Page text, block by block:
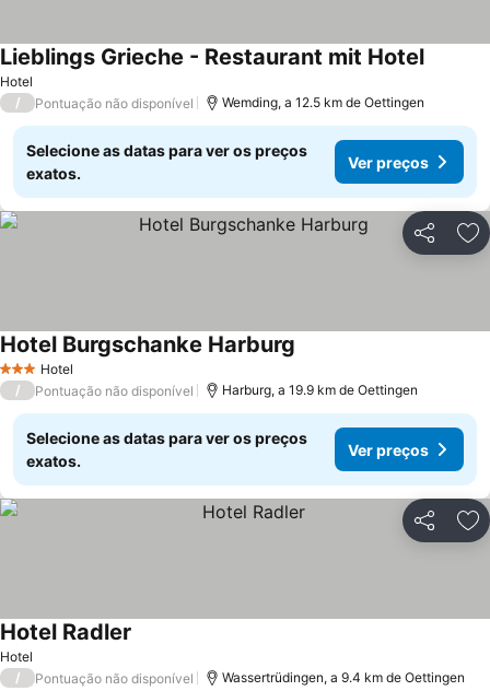
Hotel
Lieblings Grieche - Restaurant mit Hotel
/ Pontuação não disponível Wemding, a 12.5 km de Oettingen
Selecione as datas para ver os preços
exatos.
Ver preços
Partilhar
3 EstrelasHotel
Hotel Burgschanke Harburg
/ Pontuação não disponível Harburg, a 19.9 km de Oettingen
Selecione as datas para ver os preços
exatos.
Ver preços
Partilhar
Hotel
Hotel Radler
/ Pontuação não disponível Wassertrüdingen, a 9.4 km de Oettingen